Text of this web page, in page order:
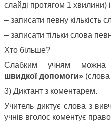
слайді протягом 1 хвилини)
– записати певну кількість
– записати тільки слова
Хто більше?
Слабким учням можна
швидкої допомоги» (слова
3) Диктант з коментарем.
Учитель диктує слова з
учнів вголос коментує